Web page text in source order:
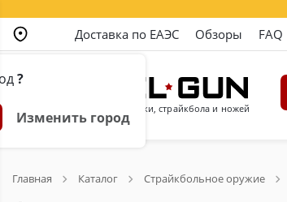
?
Изменить город
Доставка по ЕАЭС Обзоры FAQ
Магазин пневматики, страйкбола и ножей
Главная Каталог Страйкбольное оружие